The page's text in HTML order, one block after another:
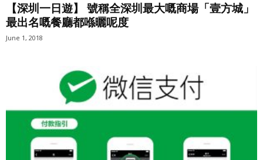
【深圳一日遊】 號稱全深圳最大嘅商場「壹方城」
最出名嘅餐廳都喺曬呢度
June 1, 2018